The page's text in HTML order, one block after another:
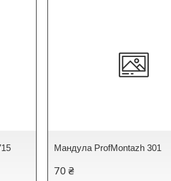
Мандула ProfMontazh 301
70 ₴